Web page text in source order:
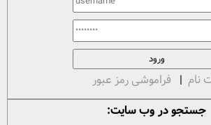
نام | فراموشی رمز عبور
جستجو در وب سایت: